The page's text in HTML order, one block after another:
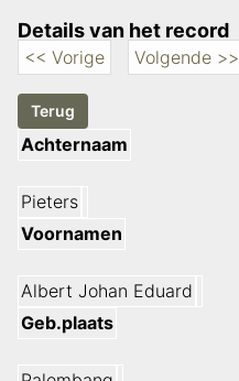
Details van het record
<< Vorige Volgende >>
Achternaam
Pieters
Voornamen
Albert Johan Eduard
Geb.plaats